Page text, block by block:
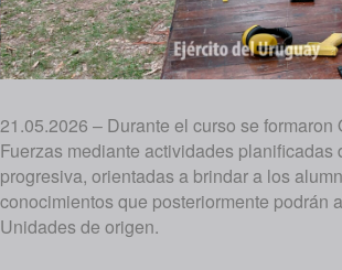
21.05.2026 – Durante el curso se formaron
Fuerzas mediante actividades planificadas
progresiva, orientadas a brindar a los
conocimientos que posteriormente podrán
Unidades de origen.